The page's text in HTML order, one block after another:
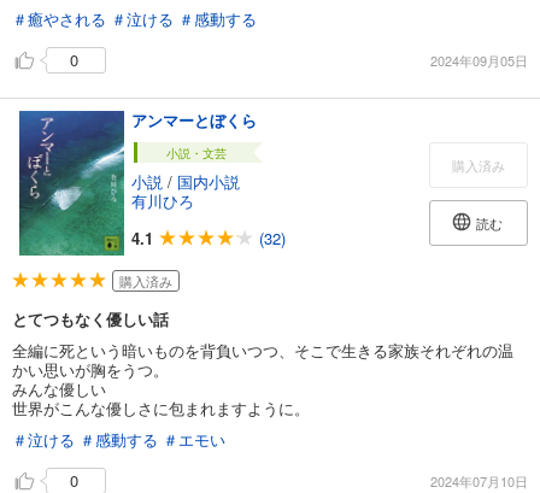
＃癒やされる ＃泣ける ＃感動する
0
2024年09月05日
アンマーとぼくら
小説・文芸
小説 / 国内小説
有川ひろ
4.1
(32)
購入済み
読む
購入済み
とてつもなく優しい話
全編に死という暗いものを背負いつつ、そこで生きる家族それぞれの温
かい思いが胸をうつ。
みんな優しい
世界がこんな優しさに包まれますように。
＃泣ける ＃感動する ＃エモい
0
2024年07月10日